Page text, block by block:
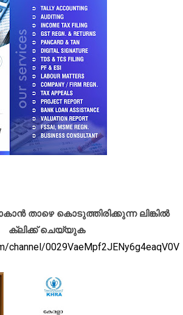
താഴെ കൊടുത്തിരിക്കുന്ന ലിങ്കിൽ
ക്ലിക്ക് ചെയ്യുക
channel/0029VaeMpf2JENy6g4eaqV0V